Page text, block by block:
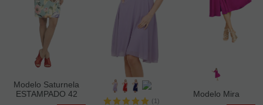
Modelo Saturnela
ESTAMPADO 42
(1)
Modelo Mira